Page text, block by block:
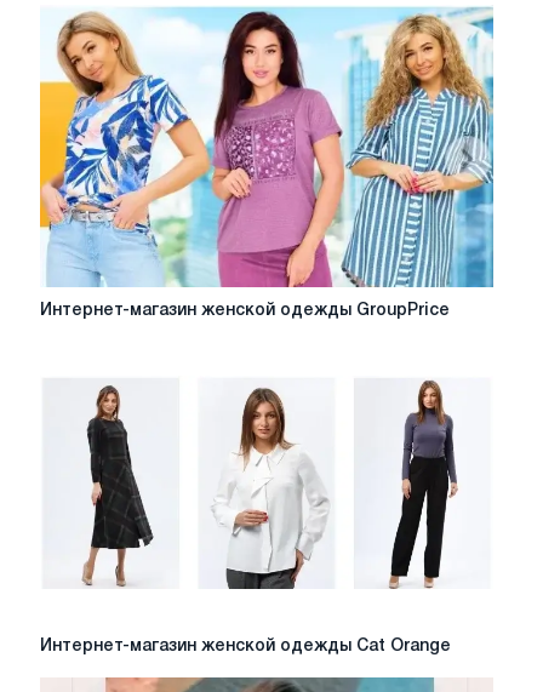
Интернет-
магазин
GroupPrice
Интернет-магазин женской одежды GroupPrice
Интернет-
магазин
женской
Интернет-магазин женской одежды Cat Orange